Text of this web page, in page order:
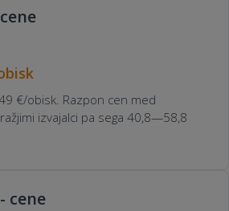
€/obisk. Razpon cen med
izvajalci pa sega 40,8—58,8
cene